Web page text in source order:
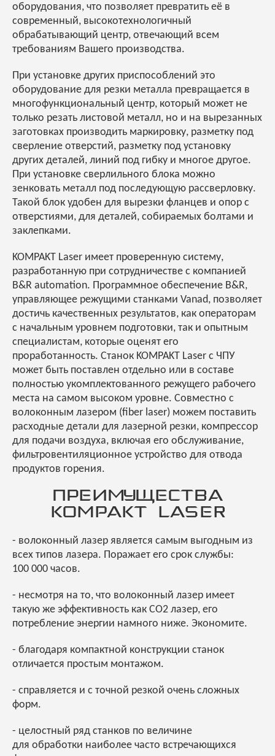
оборудования, что позволяет превратить её в
современный, высокотехнологичный
обрабатывающий центр, отвечающий всем
требованиям Вашего производства.
При установке других приспособлений это
оборудование для резки металла превращается в
многофункциональный центр, который может не
только резать листовой металл, но и на вырезанных
заготовках производить маркировку, разметку под
сверление отверстий, разметку под установку
других деталей, линий под гибку и многое другое.
При установке сверлильного блока можно
зенковать металл под последующую рассверловку.
Такой блок удобен для вырезки фланцев и опор с
отверстиями, для деталей, собираемых болтами и
заклепками.
KOMPAKT Laser имеет проверенную систему,
разработанную при сотрудничестве с компанией
B&R automation. Программное обеспечение B&R,
управляющее режущими станками Vanad, позволяет
достичь качественных результатов, как операторам
с начальным уровнем подготовки, так и опытным
специалистам, которые оценят его
проработанность. Станок KOMPAKT Laser с ЧПУ
может быть поставлен отдельно или в составе
полностью укомплектованного режущего рабочего
места на самом высоком уровне. Совместно с
волоконным лазером (fiber laser) можем поставить
расходные детали для лазерной резки, компрессор
для подачи воздуха, включая его обслуживание,
фильтровентиляционное устройство для отвода
продуктов горения.
ПРЕИМУЩЕСТВА
KOMPAKT LASER
- волоконный лазер является самым выгодным из
всех типов лазера. Поражает его срок службы:
100 000 часов.
- несмотря на то, что волоконный лазер имеет
такую же эффективность как CO2 лазер, его
потребление энергии намного ниже. Экономите.
- благодаря компактной конструкции станок
отличается простым монтажом.
- справляется и с точной резкой очень сложных
форм.
- целостный ряд станков по величине
для обработки наиболее часто встречающихся